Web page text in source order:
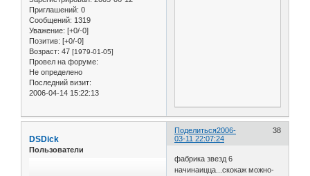
Приглашений: 0
Сообщений: 1319
Уважение: [+0/-0]
Позитив: [+0/-0]
Возраст: 47 [1979-01-05]
Провел на форуме:
Не определено
Последний визит:
2006-04-14 15:22:13
Поделиться 38
2006-
03-11 22:07:24
DSDick
Пользователи
фабрика звезд 6
начинаицца...скокаж можно-